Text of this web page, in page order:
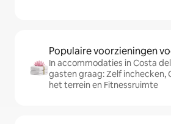
Populaire voorzieningen
In accommodaties in Costa
gasten graag: Zelf inchecken,
het terrein en Fitnessruimte